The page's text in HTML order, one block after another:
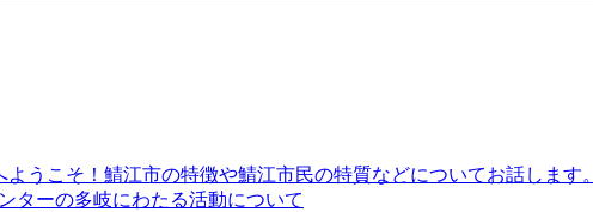
うこそ！鯖江市の特徴や鯖江市民の特質などについてお話します。
ターの多岐にわたる活動について